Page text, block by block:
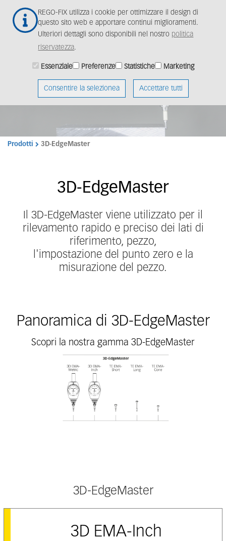
REGO-FIX utilizza i cookie per ottimizzare il design di
questo sito web e apportare continui miglioramenti.
Ulteriori dettagli sono disponibili nel nostro politica
riservatezza.
Essenziale Preferenze Statistiche Marketing
Consentire la selezionea Accettare tutti
contenuto
Prodotti 3D-EdgeMaster
3D-EdgeMaster
Il 3D-EdgeMaster viene utilizzato per il
rilevamento rapido e preciso dei lati di
riferimento, pezzo,
l'impostazione del punto zero e la
misurazione del pezzo.
Panoramica di 3D-EdgeMaster
Scopri la nostra gamma 3D-EdgeMaster
3D-EdgeMaster
3D EMA-Inch